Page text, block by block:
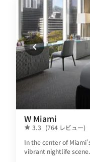
W Miami
3.3 (764 レビュー)
In the center of
vibrant nightlife scene.